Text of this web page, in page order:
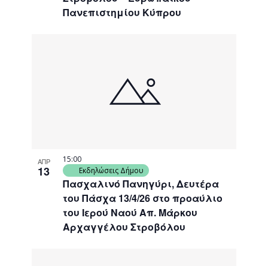
Πανεπιστημίου Κύπρου
ΑΠΡ
13
Πασχαλινό Πανηγύρι, Δευτέρα
του Πάσχα 13/4/26 στο προαύλιο
του Ιερού Ναού Απ. Μάρκου
Αρχαγγέλου Στροβόλου
15:00
Εκδηλώσεις Δήμου